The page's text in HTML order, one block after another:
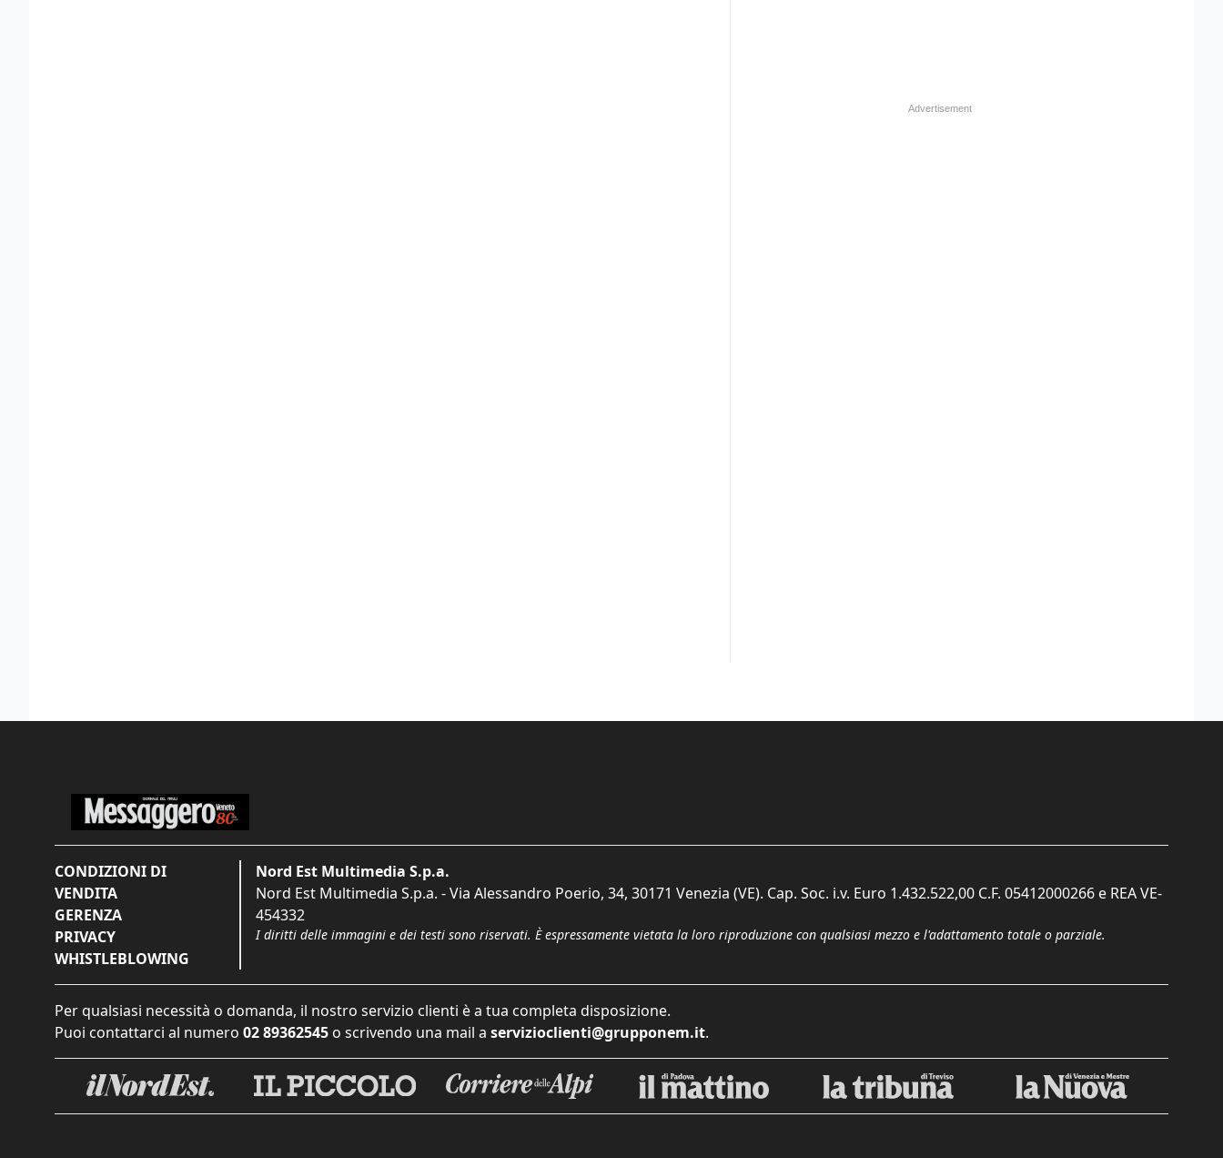
CONDIZIONI DI
VENDITA
GERENZA
PRIVACY
WHISTLEBLOWING
Nord Est Multimedia S.p.a.
Nord Est Multimedia S.p.a. - Via Alessandro Poerio, 34, 30171 Venezia (VE). Cap. Soc. i.v. Euro 1.432.522,00 C.F. 05412000266 e REA VE-
454332
I diritti delle immagini e dei testi sono riservati. È espressamente vietata la loro riproduzione con qualsiasi mezzo e l'adattamento totale o parziale.
Per qualsiasi necessità o domanda, il nostro servizio clienti è a tua completa disposizione.
Puoi contattarci al numero 02 89362545 o scrivendo una mail a servizioclienti@grupponem.it.